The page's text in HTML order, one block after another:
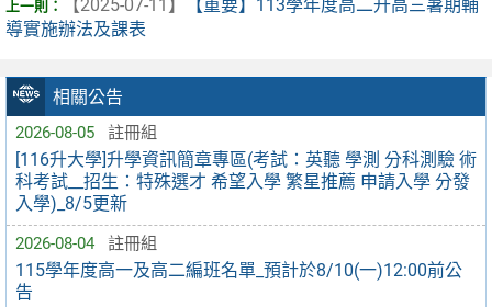
相關公告
2026-08-05 註冊組
[116升大學]升學資訊簡章專區(考試：英聽 學測 分科測驗 術
科考試__招生：特殊選才 希望入學 繁星推薦 申請入學 分發
入學)_8/5更新
2026-08-04 註冊組
115學年度高一及高二編班名單_預計於8/10(一)12:00前公
告
【2025-07-11】
【重要】113學年度高二升高三暑期輔
導實施辦法及課表